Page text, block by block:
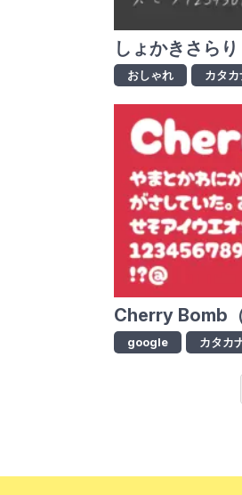
しょかきさらり
おしゃれ カタカ
Cherry Bomb
google カタカ